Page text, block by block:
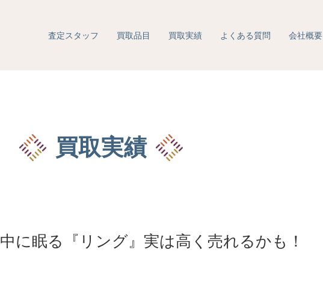
査定スタッフ 買取品目 買取実績 よくある質問 会社概要
買取実績
に眠る『リング』実は高く売れるかも！